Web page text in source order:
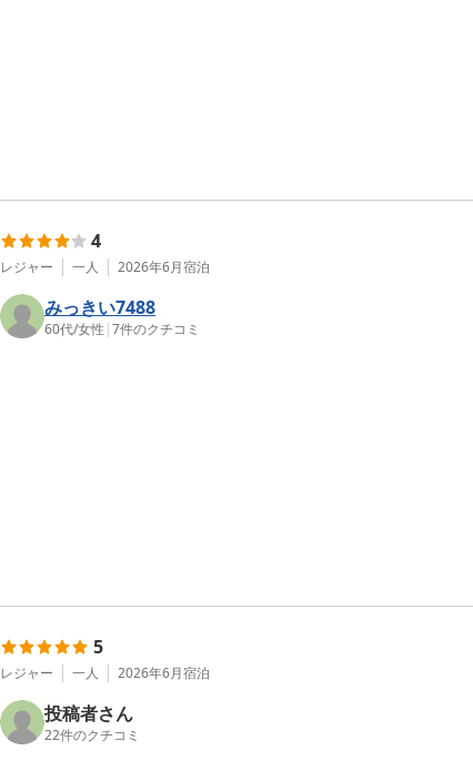
4
レジャー 一人 2026年6月宿泊
みっきい7488
60代/女性 |7件のクチコミ
5
レジャー 一人 2026年6月宿泊
投稿者さん
22件のクチコミ